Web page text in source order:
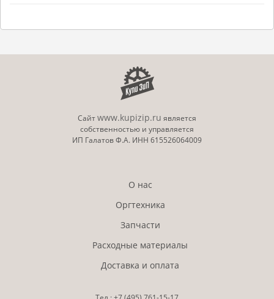
Сайтwww.kupizip.ru является
собственностью и управляется
ИП Галатов Ф.А. ИНН 615526064009
О нас
Оргтехника
Запчасти
Расходные материалы
Доставка и оплата